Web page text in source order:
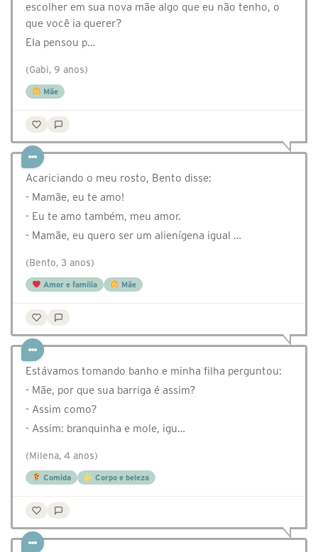
escolher em sua nova mãe algo que eu não tenho, o
que você ia querer?
Ela pensou p…
(Gabi, 9 anos)
Mãe
Acariciando o meu rosto, Bento disse:
- Mamãe, eu te amo!
- Eu te amo também, meu amor.
- Mamãe, eu quero ser um alienígena igual …
(Bento, 3 anos)
Amor e família Mãe
Estávamos tomando banho e minha filha perguntou:
- Mãe, por que sua barriga é assim?
- Assim como?
- Assim: branquinha e mole, igu…
(Milena, 4 anos)
Comida Corpo e beleza